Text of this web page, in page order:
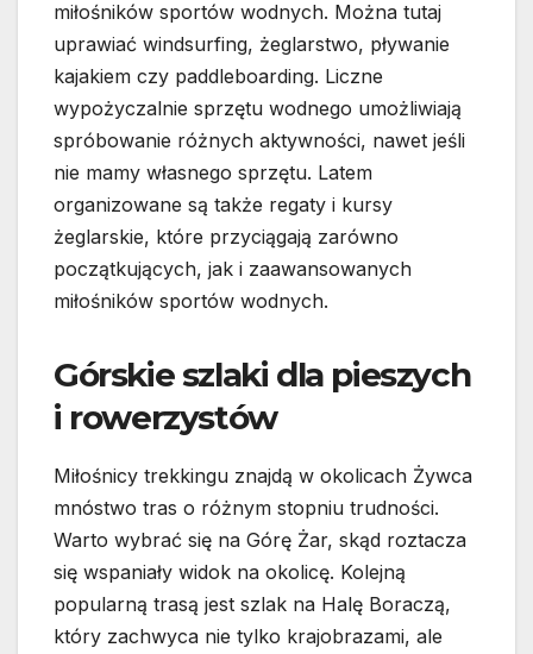
miłośników sportów wodnych. Można tutaj
uprawiać windsurfing, żeglarstwo, pływanie
kajakiem czy paddleboarding. Liczne
wypożyczalnie sprzętu wodnego umożliwiają
spróbowanie różnych aktywności, nawet jeśli
nie mamy własnego sprzętu. Latem
organizowane są także regaty i kursy
żeglarskie, które przyciągają zarówno
początkujących, jak i zaawansowanych
miłośników sportów wodnych.
Górskie szlaki dla pieszych
i rowerzystów
Miłośnicy trekkingu znajdą w okolicach Żywca
mnóstwo tras o różnym stopniu trudności.
Warto wybrać się na Górę Żar, skąd roztacza
się wspaniały widok na okolicę. Kolejną
popularną trasą jest szlak na Halę Boraczą,
który zachwyca nie tylko krajobrazami, ale